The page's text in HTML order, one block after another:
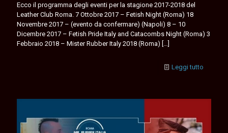
Ecco il programma degli eventi per la stagione 2017-2018 del
Leather Club Roma. 7 Ottobre 2017 – Fetish Night (Roma) 18
Novembre 2017 – (evento da confermare) (Napoli) 8 – 10
Dicembre 2017 – Fetish Pride Italy and Catacombs Night (Roma) 3
Febbraio 2018 – Mister Rubber Italy 2018 (Roma)
Leggi tutto